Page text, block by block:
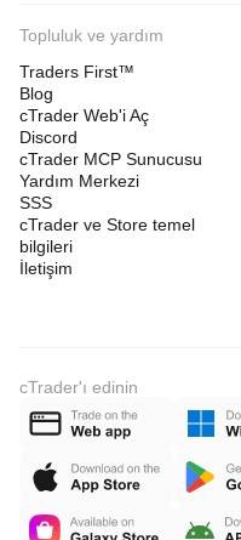
Topluluk ve yardım
Traders First™
Blog
cTrader Web'i Aç
Discord
cTrader MCP Sunucusu
Yardım Merkezi
SSS
cTrader ve Store temel
bilgileri
İletişim
cTrader'ı edinin